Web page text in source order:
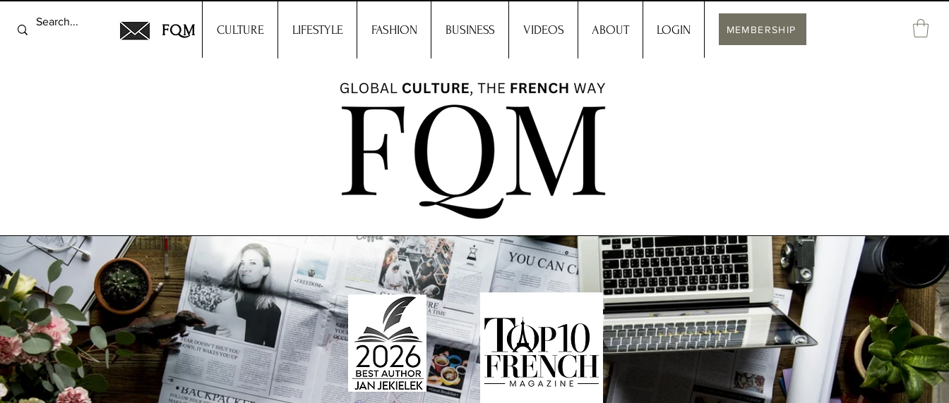
FQM CULTURE LIFESTYLE FASHION BUSINESS VIDEOS ABOUT LOGIN MEMBERSHIP